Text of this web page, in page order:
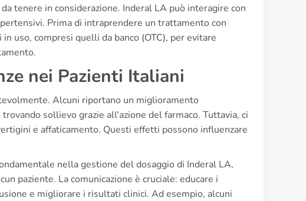
tenere in considerazione. Inderal LA può interagire con
Prima di intraprendere un trattamento con
uso, compresi quelli da banco (OTC), per evitare
nei Pazienti Italiani
Alcuni riportano un miglioramento
sollievo grazie all'azione del farmaco. Tuttavia, ci
e affaticamento. Questi effetti possono influenzare
nella gestione del dosaggio di Inderal LA,
paziente. La comunicazione è cruciale: educare i
e migliorare i risultati clinici. Ad esempio, alcuni